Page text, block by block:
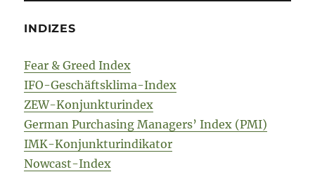
INDIZES
Fear & Greed Index
IFO-Geschäftsklima-Index
ZEW-Konjunkturindex
German Purchasing Managers’ Index (PMI)
IMK-Konjunkturindikator
Nowcast-Index